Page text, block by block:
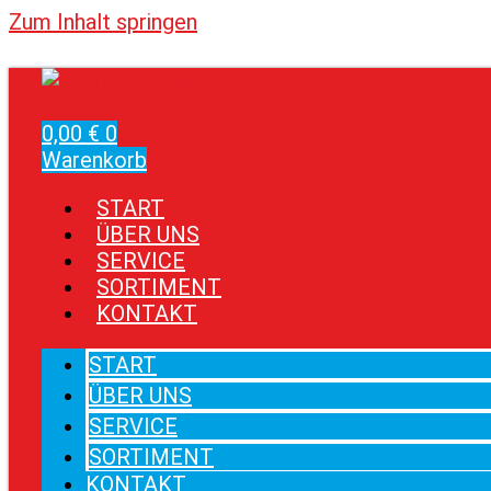
Zum Inhalt springen
0,00 € 0
Warenkorb
START
ÜBER UNS
SERVICE
SORTIMENT
KONTAKT
START
ÜBER UNS
SERVICE
SORTIMENT
KONTAKT